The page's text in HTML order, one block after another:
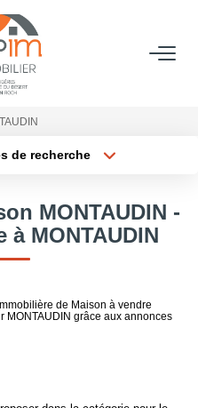
Nous
de recherche
Budget max
MONTAUDIN -
à MONTAUDIN
de Maison à vendre
MONTAUDIN grâce aux annonces